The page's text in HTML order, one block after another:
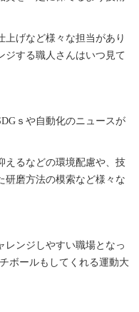
上げなど様々な担当があり
ジする職人さんはいつ見て
ｓや自動化のニュースが
えるなどの環境配慮や、技
研磨方法の模索など様々な
レンジしやすい職場となっ
ボールもしてくれる運動大